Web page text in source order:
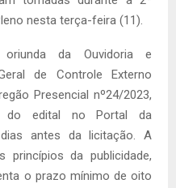
nesta terça-feira (11).
oriunda da Ouvidoria e
de Controle Externo
Presencial nº24/2023,
do edital no Portal da
antes da licitação. A
da publicidade,
o prazo mínimo de oito